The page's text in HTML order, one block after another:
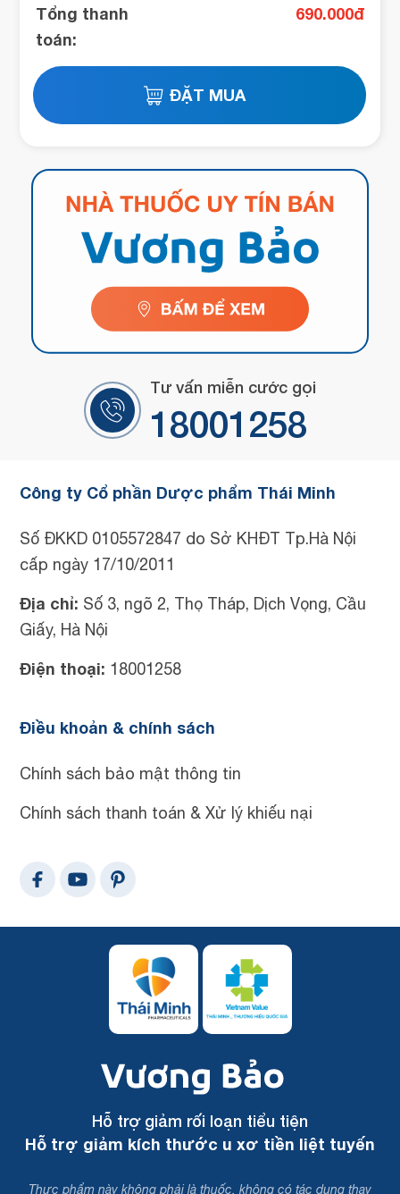
Tổng thanh
toán:
690.000đ
Tư vấn miễn cước gọi
18001258
Công ty Cổ phần Dược phẩm Thái Minh
Số ĐKKD 0105572847 do Sở KHĐT Tp.Hà Nội
cấp ngày 17/10/2011
Địa chỉ: Số 3, ngõ 2, Thọ Tháp, Dịch Vọng, Cầu
Giấy, Hà Nội
Điện thoại: 18001258
Điều khoản & chính sách
Chính sách bảo mật thông tin
Chính sách thanh toán & Xử lý khiếu nại
Hỗ trợ giảm rối loạn tiểu tiện
Hỗ trợ giảm kích thước u xơ tiền liệt tuyến
Thực phẩm này không phải là thuốc, không có tác dụng thay